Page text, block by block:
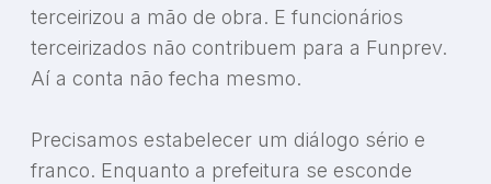
terceirizou a mão de obra. E funcionários
terceirizados não contribuem para a Funprev.
Aí a conta não fecha mesmo.
Precisamos estabelecer um diálogo sério e
franco. Enquanto a prefeitura se esconde